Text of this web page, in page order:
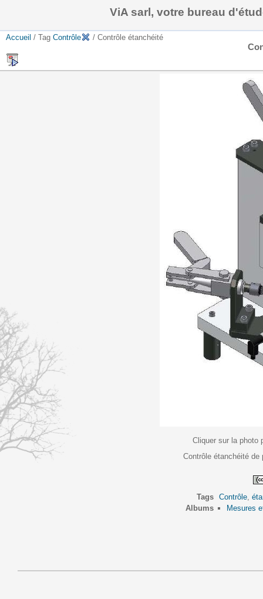
ViA sarl, votre bureau
Accueil / Tag Contrôle / Contrôle étanchéité
Cliquer sur la photo
Contrôle étanchéité de
Tags Contrôle,
Albums
Mesures